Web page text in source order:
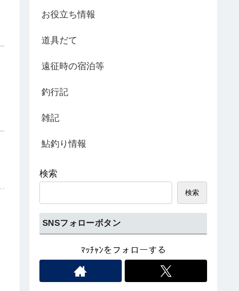
お役立ち情報
道具だて
遠征時の宿泊等
釣行記
雑記
鮎釣り情報
検索
検索
SNSフォローボタン
ﾏｯﾁｬﾝをフォローする